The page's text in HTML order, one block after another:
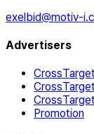
exelbid@motiv-
Advertisers
Promotion